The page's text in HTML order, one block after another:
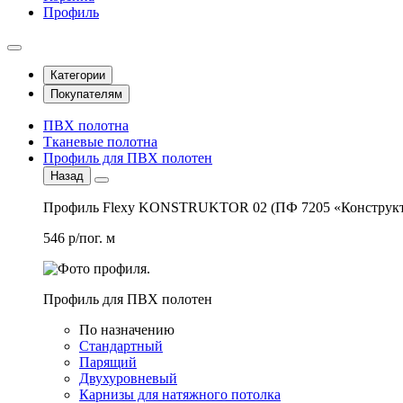
Профиль
Категории
Покупателям
ПВХ полотна
Тканевые полотна
Профиль для ПВХ полотен
Назад
Профиль Flexy KONSTRUKTOR 02 (ПФ 7205
546 р/пог. м
Профиль для ПВХ полотен
По назначению
Стандартный
Парящий
Двухуровневый
Карнизы для натяжного потолка